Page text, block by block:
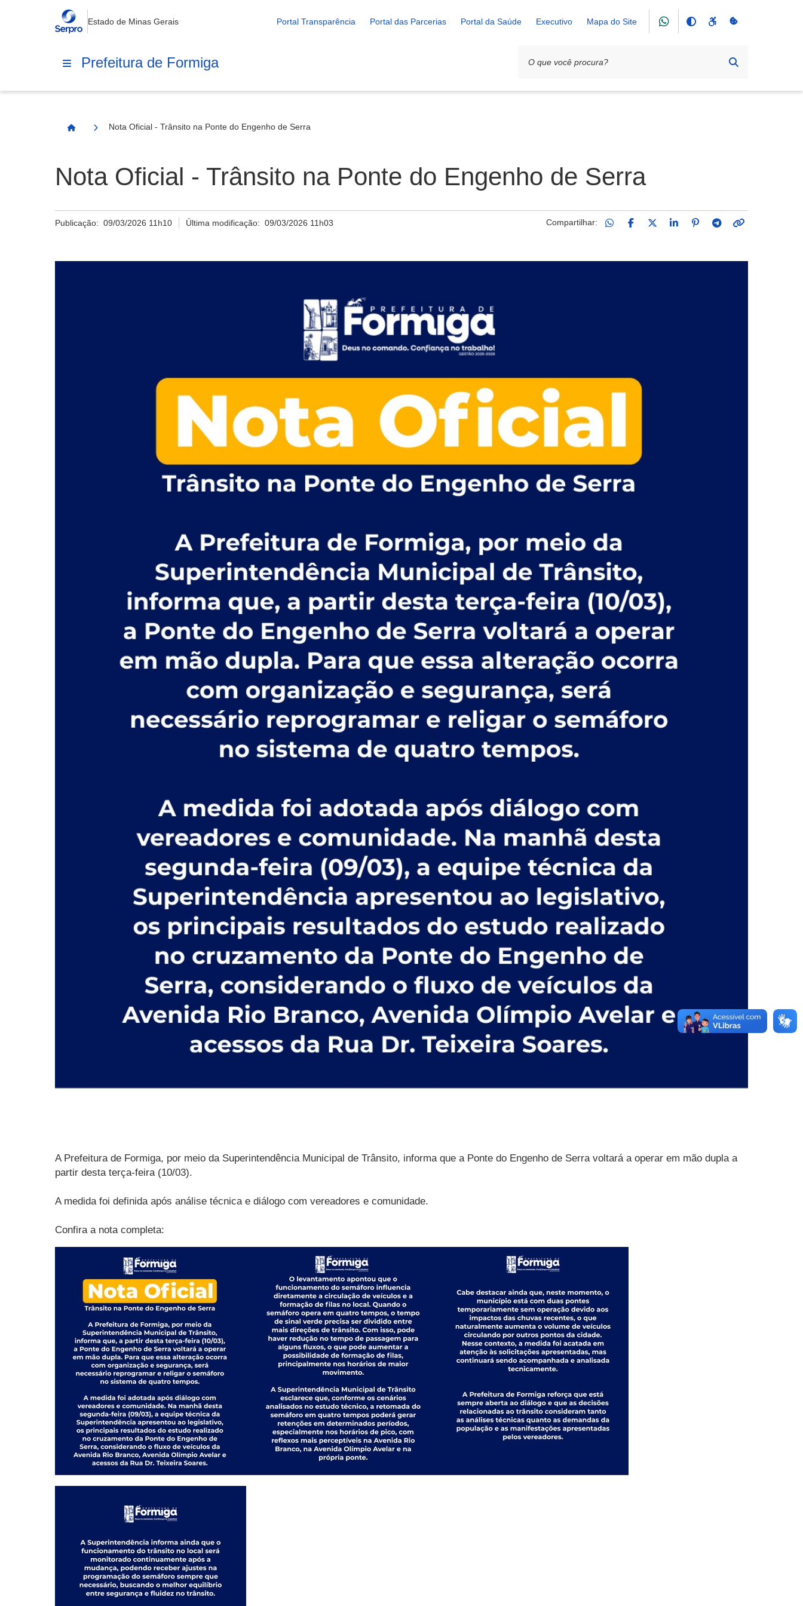
Estado de Minas Gerais Portal Transparência Portal das Parcerias Portal da Saúde Executivo Mapa do Site
Prefeitura de Formiga
Página Inicial
Nota Oficial - Trânsito na Ponte do Engenho de Serra
Nota Oficial - Trânsito na Ponte do Engenho de Serra
Publicação: 09/03/2026 11h10 Última modificação:09/03/2026 11h03 Compartilhar:
A Prefeitura de Formiga, por meio da Superintendência Municipal de Trânsito, informa que a Ponte do Engenho de Serra voltará a operar em mão dupla a
partir desta terça-feira (10/03).
A medida foi definida após análise técnica e diálogo com vereadores e comunidade.
Confira a nota completa: